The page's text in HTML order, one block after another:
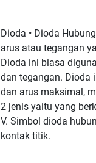
Dioda • Dioda
arus atau tegangan
Dioda ini biasa
dan tegangan. Dioda
dan arus maksimal,
2 jenis yaitu yang
V. Simbol dioda
kontak titik.